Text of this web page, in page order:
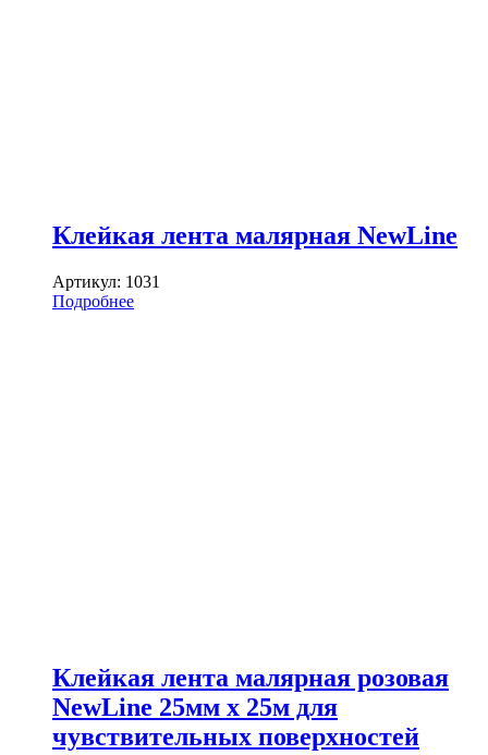
Клейкая лента малярная NewLine
Артикул: 1031
Подробнее
Клейкая лента малярная розовая
NewLine 25мм х 25м для
чувствительных поверхностей